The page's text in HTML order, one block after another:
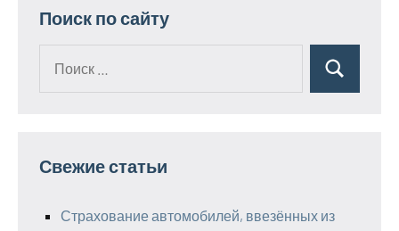
Поиск по сайту
Поиск
Свежие статьи
Страхование автомобилей, ввезённых из